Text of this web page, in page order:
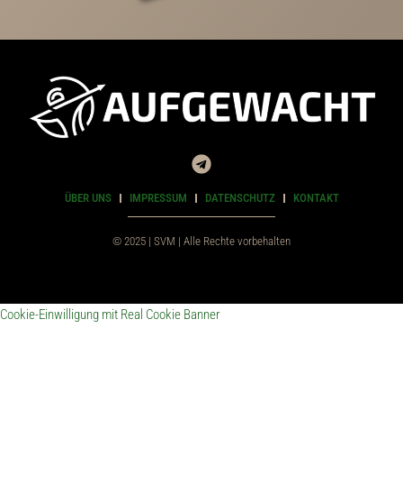
ÜBER UNS IMPRESSUM DATENSCHUTZ KONTAKT
© 2025 | SVM | Alle Rechte vorbehalten
Cookie-Einwilligung mit Real Cookie Banner